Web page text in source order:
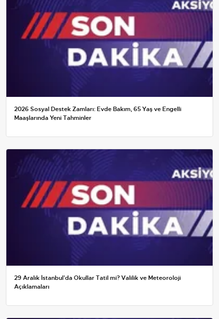
2026 Sosyal Destek Zamları: Evde Bakım, 65 Yaş ve Engelli
Maaşlarında Yeni Tahminler
29 Aralık İstanbul'da Okullar Tatil mi? Valilik ve Meteoroloji
Açıklamaları